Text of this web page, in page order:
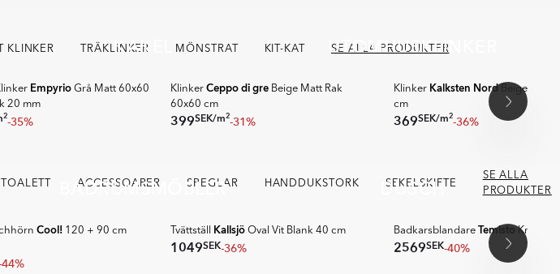
KLINKER TRÄKLINKER MÖNSTRAT KIT-KAT SE ALLA PRODUKTER
KAKEL UTOMHUSKLINKER
EmpyrioGrå Matt 60x60
20 mm
2-35%
KlinkerCeppo di gre Beige Matt Rak
60x60 cm
399SEK/m2-31%
Klinker Kalksten Nord Beige Matt
cm
369SEK/m2-36%
TOALETT ACCESSOARER SPEGLAR HANDDUKSTORK SEKELSKIFTE
SE ALLA
PRODUKTER
BADRUMSMÖBLER DUSCH
Cool!120 + 90 cm
Tvättställ Kallsjö Oval Vit Blank 40 cm
1049SEK-36%
🥇 TOPPDESIGN 2025
BadkarsblandareTemisto Krom
2569SEK-40%